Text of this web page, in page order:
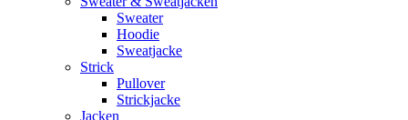
Sweater
Hoodie
Sweatjacke
Strick
Pullover
Strickjacke
Jacken